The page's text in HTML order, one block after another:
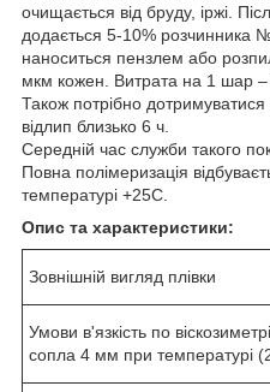
очищається від бруду, іржі.
додається 5-10% розчинника
наноситься пензлем або
мкм кожен. Витрата на 1 шар –
Також потрібно
відлип близько 6 ч.
Середній час служби такого
Повна полімеризація
температурі +25С.
Опис та характеристики:
Зовнішній вигляд плівки
Умови в'язкість по
сопла 4 мм при температурі